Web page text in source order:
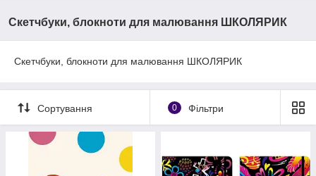
Скетчбуки, блокноти для малювання ШКОЛЯРИК
Скетчбуки, блокноти для малювання ШКОЛЯРИК
Сортування 0 Фільтри